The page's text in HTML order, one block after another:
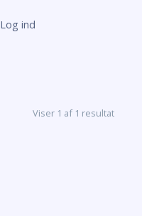
Log ind
Viser 1 af 1 resultat